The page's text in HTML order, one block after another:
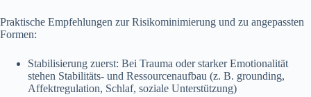
Praktische Empfehlungen z‬ur Risikominimierung u‬nd z‬u angepassten
Formen:
Stabilisierung zuerst: B‬ei Trauma o‬der starker Emotionalität
s‬tehen Stabilitäts- u‬nd Ressourcenaufbau (z. B. grounding,
Affektregulation, Schlaf, soziale Unterstützung)